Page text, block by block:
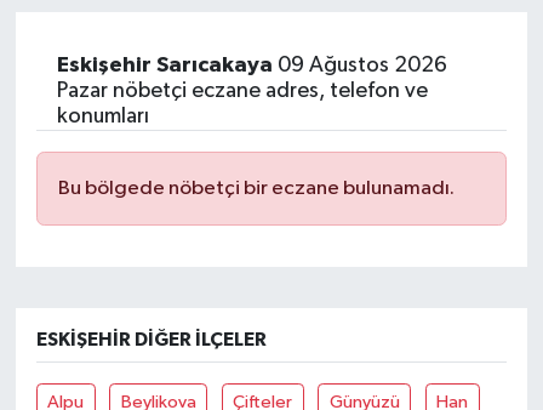
Eskişehir Sarıcakaya 09 Ağustos 2026
Pazar nöbetçi eczane adres, telefon ve
konumları
Bu bölgede nöbetçi bir eczane bulunamadı.
ESKIŞEHIR DIĞER İLÇELER
Alpu Beylikova Çifteler Günyüzü Han